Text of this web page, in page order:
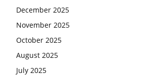
December 2025
November 2025
October 2025
August 2025
July 2025